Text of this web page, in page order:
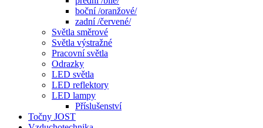
boční /oranžové/
zadní /červené/
Světla směrové
Světla výstražné
Pracovní světla
Odrazky
LED světla
LED reflektory
LED lampy
Příslušenství
Točny JOST